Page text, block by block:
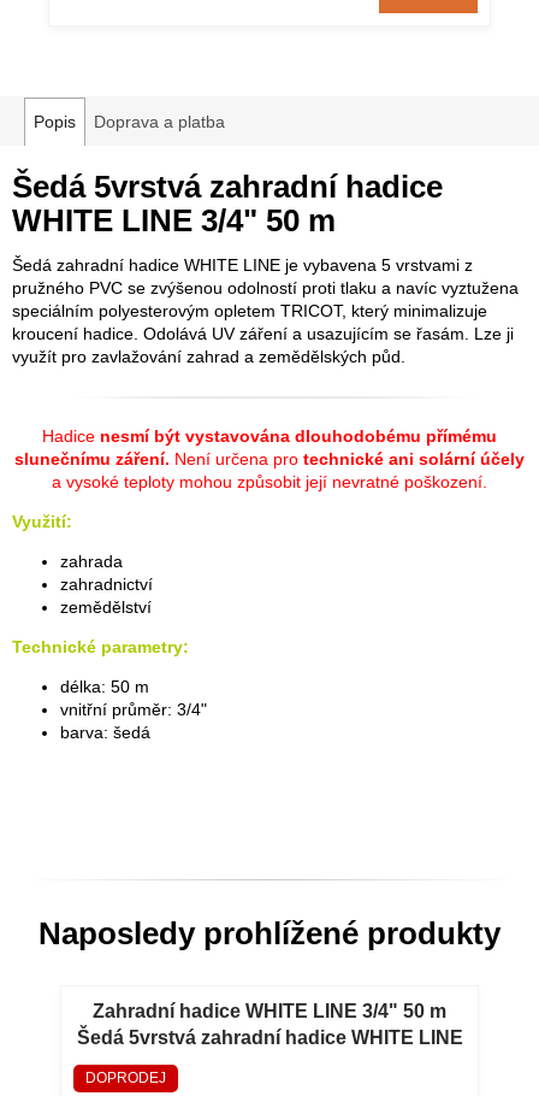
Popis Doprava a platba
Šedá 5vrstvá zahradní hadice
WHITE LINE 3/4" 50 m
Šedá zahradní hadice WHITE LINE je vybavena 5 vrstvami z
pružného PVC se zvýšenou odolností proti tlaku a navíc vyztužena
speciálním polyesterovým opletem TRICOT, který minimalizuje
kroucení hadice. Odolává UV záření a usazujícím se řasám. Lze ji
využít pro zavlažování zahrad a zemědělských půd.
Hadice nesmí být vystavována dlouhodobému přímému
slunečnímu záření. Není určena pro technické ani solární účely
a vysoké teploty mohou způsobit její nevratné poškození.
Využití:
zahrada
zahradnictví
zemědělství
Technické parametry:
délka: 50 m
vnitřní průměr: 3/4"
barva: šedá
Naposledy prohlížené produkty
Zahradní hadice WHITE LINE 3/4" 50 m
Šedá 5vrstvá zahradní hadice WHITE LINE
DOPRODEJ